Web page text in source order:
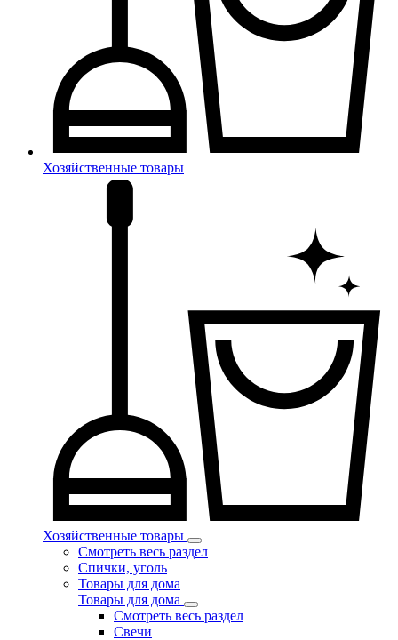
Хозяйственные товары
Хозяйственные товары
Смотреть весь раздел
Спички, уголь
Товары для дома
Товары для дома
Смотреть весь раздел
Свечи